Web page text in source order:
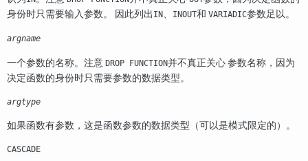
身份时只需要输入参数。 因此列出 IN、 INOUT和 VARIADIC参数足以。
argname
一个参数的名称。注意 DROP FUNCTION并不真正关心 参数名称，因为
决定函数的身份时只需要参数的数据类型。
argtype
如果函数有参数，这是函数参数的数据类型（可以是模式限定的）。
CASCADE